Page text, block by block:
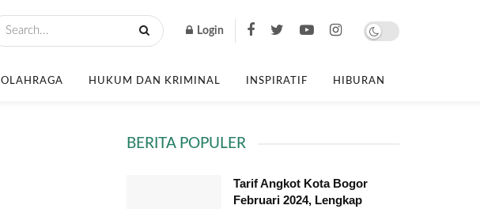
Login
OLAHRAGA HUKUM DAN KRIMINAL INSPIRATIF HIBURAN
BERITA POPULER
Tarif Angkot Kota Bogor
Februari 2024, Lengkap